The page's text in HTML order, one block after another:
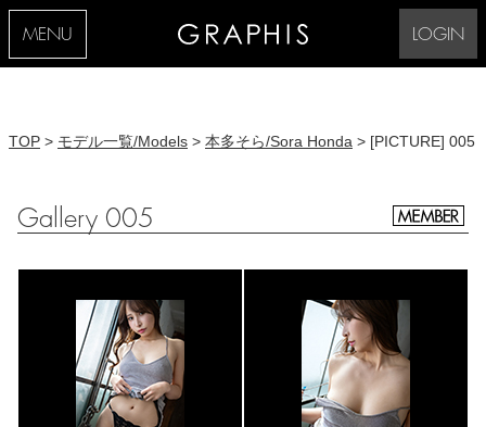
MENU LOGIN
TOP > モデル一覧/Models > 本多そら/Sora Honda > [PICTURE] 005
Gallery 005